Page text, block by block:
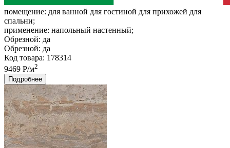
помещение: для ванной для гостиной для прихожей для
спальни;
применение: напольный настенный;
Обрезной: да
Обрезной: да
Код товара: 178314
9469 Р/м2
Подробнее